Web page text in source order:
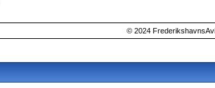
© 2024